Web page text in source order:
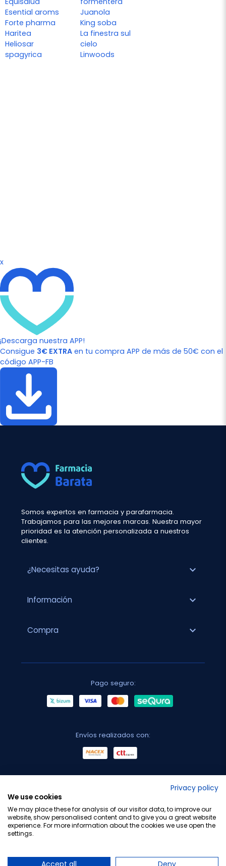
Esential aroms
Forte pharma
Haritea
Heliosar
spagyrica
Juanola
King soba
La finestra sul
cielo
Linwoods
x
¡Descarga nuestra APP!
Consigue 3€ EXTRA en tu compra APP de más de 50€ con el
código APP-FB
Somos expertos en farmacia y parafarmacia.
Trabajamos para las mejores marcas. Nuestra mayor
prioridad es la atención personalizada a nuestros
clientes.
¿Necesitas ayuda? expand_more
Información expand_more
Compra expand_more
Pago seguro:
Envíos realizados con:
Privacy policy
We use cookies
We may place these for analysis of our visitor data, to improve our
website, show personalised content and to give you a great website
experience. For more information about the cookies we use open the
settings.